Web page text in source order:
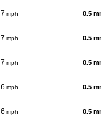
7 mph 0.5
7 mph 0.5
7 mph 0.5
6 mph 0.5
6 mph 0.5